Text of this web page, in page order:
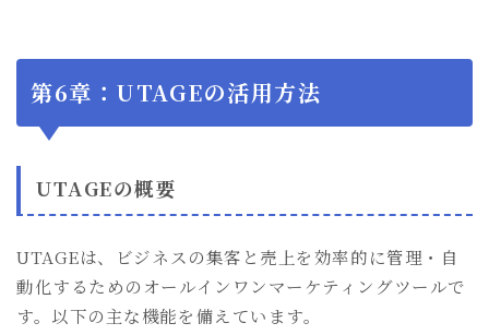
第6章：UTAGEの活用方法
UTAGEの概要
UTAGEは、ビジネスの集客と売上を効率的に管理・自
動化するためのオールインワンマーケティングツールで
す。以下の主な機能を備えています。